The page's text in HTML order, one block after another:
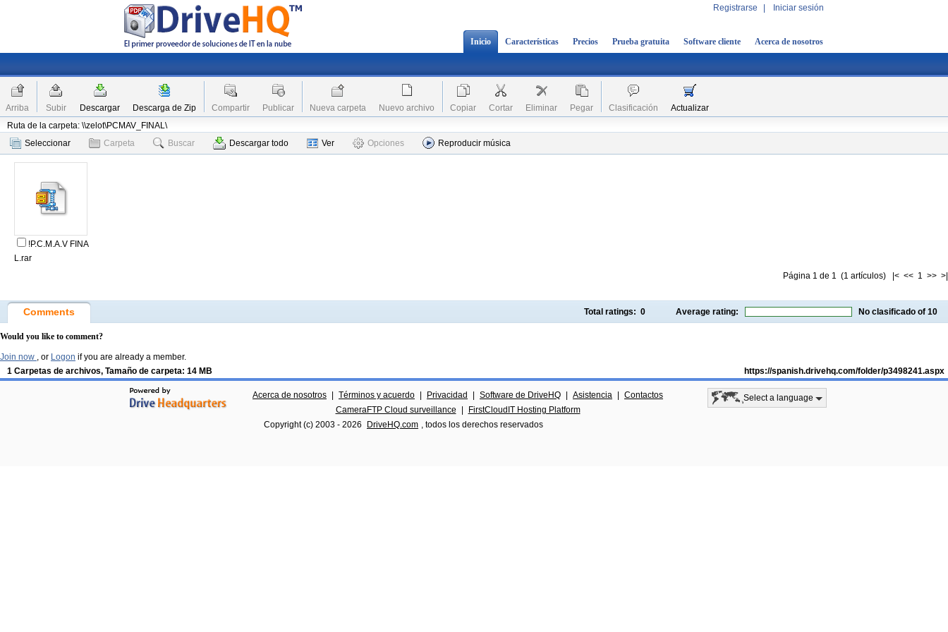
Registrarse Iniciar sesión
Inicio Características Precios Prueba gratuita Software cliente Acerca de nosotros
Arriba Subir Descargar Descarga de Zip Compartir Publicar Nueva carpeta Nuevo archivo Copiar Cortar Eliminar Pegar Clasificación
Actualizar
Ruta de la carpeta: \\zelot\PCMAV_FINAL\
Seleccionar
Carpeta Buscar Descargar todo Ver Opciones Reproducir música
!P.C.M.A.V FINA
L.rar
Página 1 de 1 (1 artículos) |< << 1 >> >|
Comments Total ratings: 0 Average rating: No clasificado of 10
Would you like to comment?
Join now , or Logon if you are already a member.
1 Carpetas de archivos, Tamaño de carpeta: 14 MB
https://spanish.drivehq.com/folder/p3498241.aspx
Acerca de nosotros Términos y acuerdo Privacidad Software de DriveHQ Asistencia
Contactos
CameraFTP Cloud surveillance
FirstCloudIT Hosting Platform
Copyright (c) 2003 - 2026 DriveHQ.com , todos los derechos reservados
Select a language